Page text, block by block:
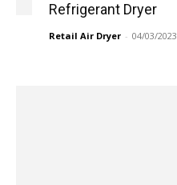
Refrigerant Dryer
Retail Air Dryer - 04/03/2023